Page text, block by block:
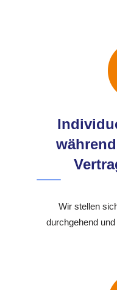
Wir stellen
durchgehend